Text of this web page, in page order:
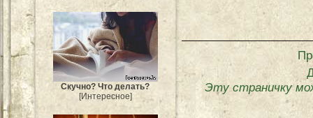
Скучно? Что делать?
[Интересное]
Эту страничку